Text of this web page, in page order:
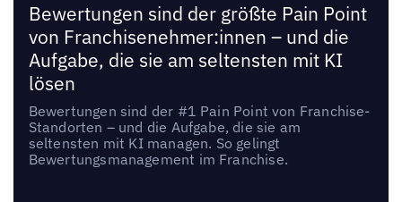
Bewertungen sind der größte Pain Point
von Franchisenehmer:innen – und die
Aufgabe, die sie am seltensten mit KI
lösen
Bewertungen sind der #1 Pain Point von Franchise-
Standorten – und die Aufgabe, die sie am
seltensten mit KI managen. So gelingt
Bewertungsmanagement im Franchise.